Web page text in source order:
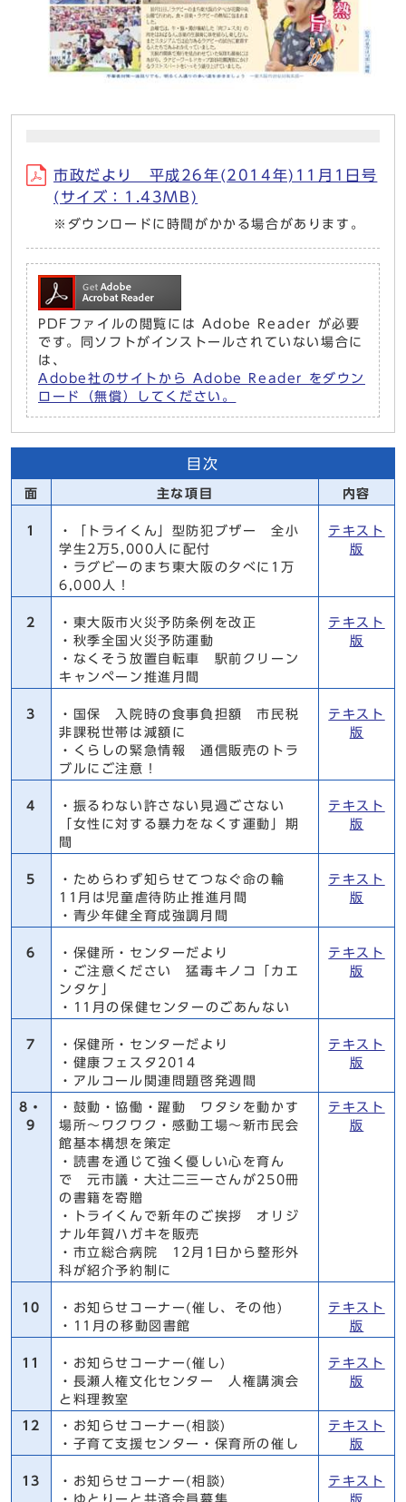
市政だより 平成26年(2014年)11月1日号
(サイズ：1.43MB)
※ダウンロードに時間がかかる場合があります。
PDFファイルの閲覧には Adobe Reader が必要
です。同ソフトがインストールされていない場合に
は、
Adobe社のサイトから Adobe Reader をダウン
ロード（無償）してください。
目次
面 主な項目 内容
1
・「トライくん」型防犯ブザー 全小
学生2万5,000人に配付
・ラグビーのまち東大阪の夕べに1万
6,000人！
テキスト
版
2
・東大阪市火災予防条例を改正
・秋季全国火災予防運動
・なくそう放置自転車 駅前クリーン
キャンペーン推進月間
テキスト
版
3
・国保 入院時の食事負担額 市民税
非課税世帯は減額に
・くらしの緊急情報 通信販売のトラ
ブルにご注意！
テキスト
版
4
・振るわない許さない見過ごさない
「女性に対する暴力をなくす運動」期
間
テキスト
版
5
・ためらわず知らせてつなぐ命の輪
11月は児童虐待防止推進月間
・青少年健全育成強調月間
テキスト
版
6
・保健所・センターだより
・ご注意ください 猛毒キノコ「カエ
ンタケ」
・11月の保健センターのごあんない
テキスト
版
7
・保健所・センターだより
・健康フェスタ2014
・アルコール関連問題啓発週間
テキスト
版
8・
9
・鼓動・協働・躍動 ワタシを動かす
場所～ワクワク・感動工場～新市民会
館基本構想を策定
・読書を通じて強く優しい心を育ん
で 元市議・大辻二三一さんが250冊
の書籍を寄贈
・トライくんで新年のご挨拶 オリジ
ナル年賀ハガキを販売
・市立総合病院 12月1日から整形外
科が紹介予約制に
テキスト
版
10
・お知らせコーナー(催し、その他)
・11月の移動図書館
テキスト
版
11
・お知らせコーナー(催し)
・長瀬人権文化センター 人権講演会
と料理教室
テキスト
版
12
・お知らせコーナー(相談)
・子育て支援センター・保育所の催し
テキスト
版
13
・お知らせコーナー(相談)
・ゆとりーと共済会員募集
テキスト
版